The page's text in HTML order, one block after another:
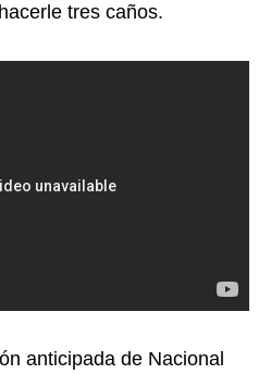
tres caños.
anticipada de Nacional